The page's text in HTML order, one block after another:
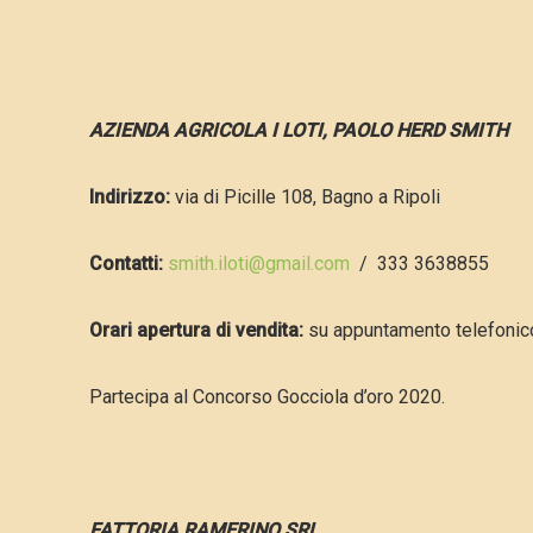
AZIENDA AGRICOLA I LOTI, PAOLO HERD SMITH
Indirizzo: via di Picille 108, Bagno a Ripoli
Contatti: smith.iloti@gmail.com / 333 3638855
Orari apertura di vendita: su appuntamento
Partecipa al Concorso Gocciola d’oro 2020.